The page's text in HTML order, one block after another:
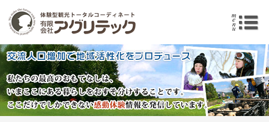
体験型観光トータルコー